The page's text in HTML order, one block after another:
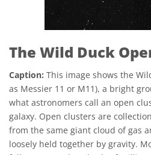
The Wild Duck
Caption: This image shows the
as Messier 11 or M11), a bright
what astronomers call an open
galaxy. Open clusters are
from the same giant cloud of gas
loosely held together by gravity.